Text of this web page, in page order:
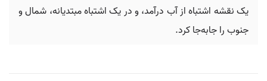
یک نقشه اشتباه از آب درآمد، و در یک اشتباه مبتدیانه، شمال و
جنوب را جابه‌جا کرد.